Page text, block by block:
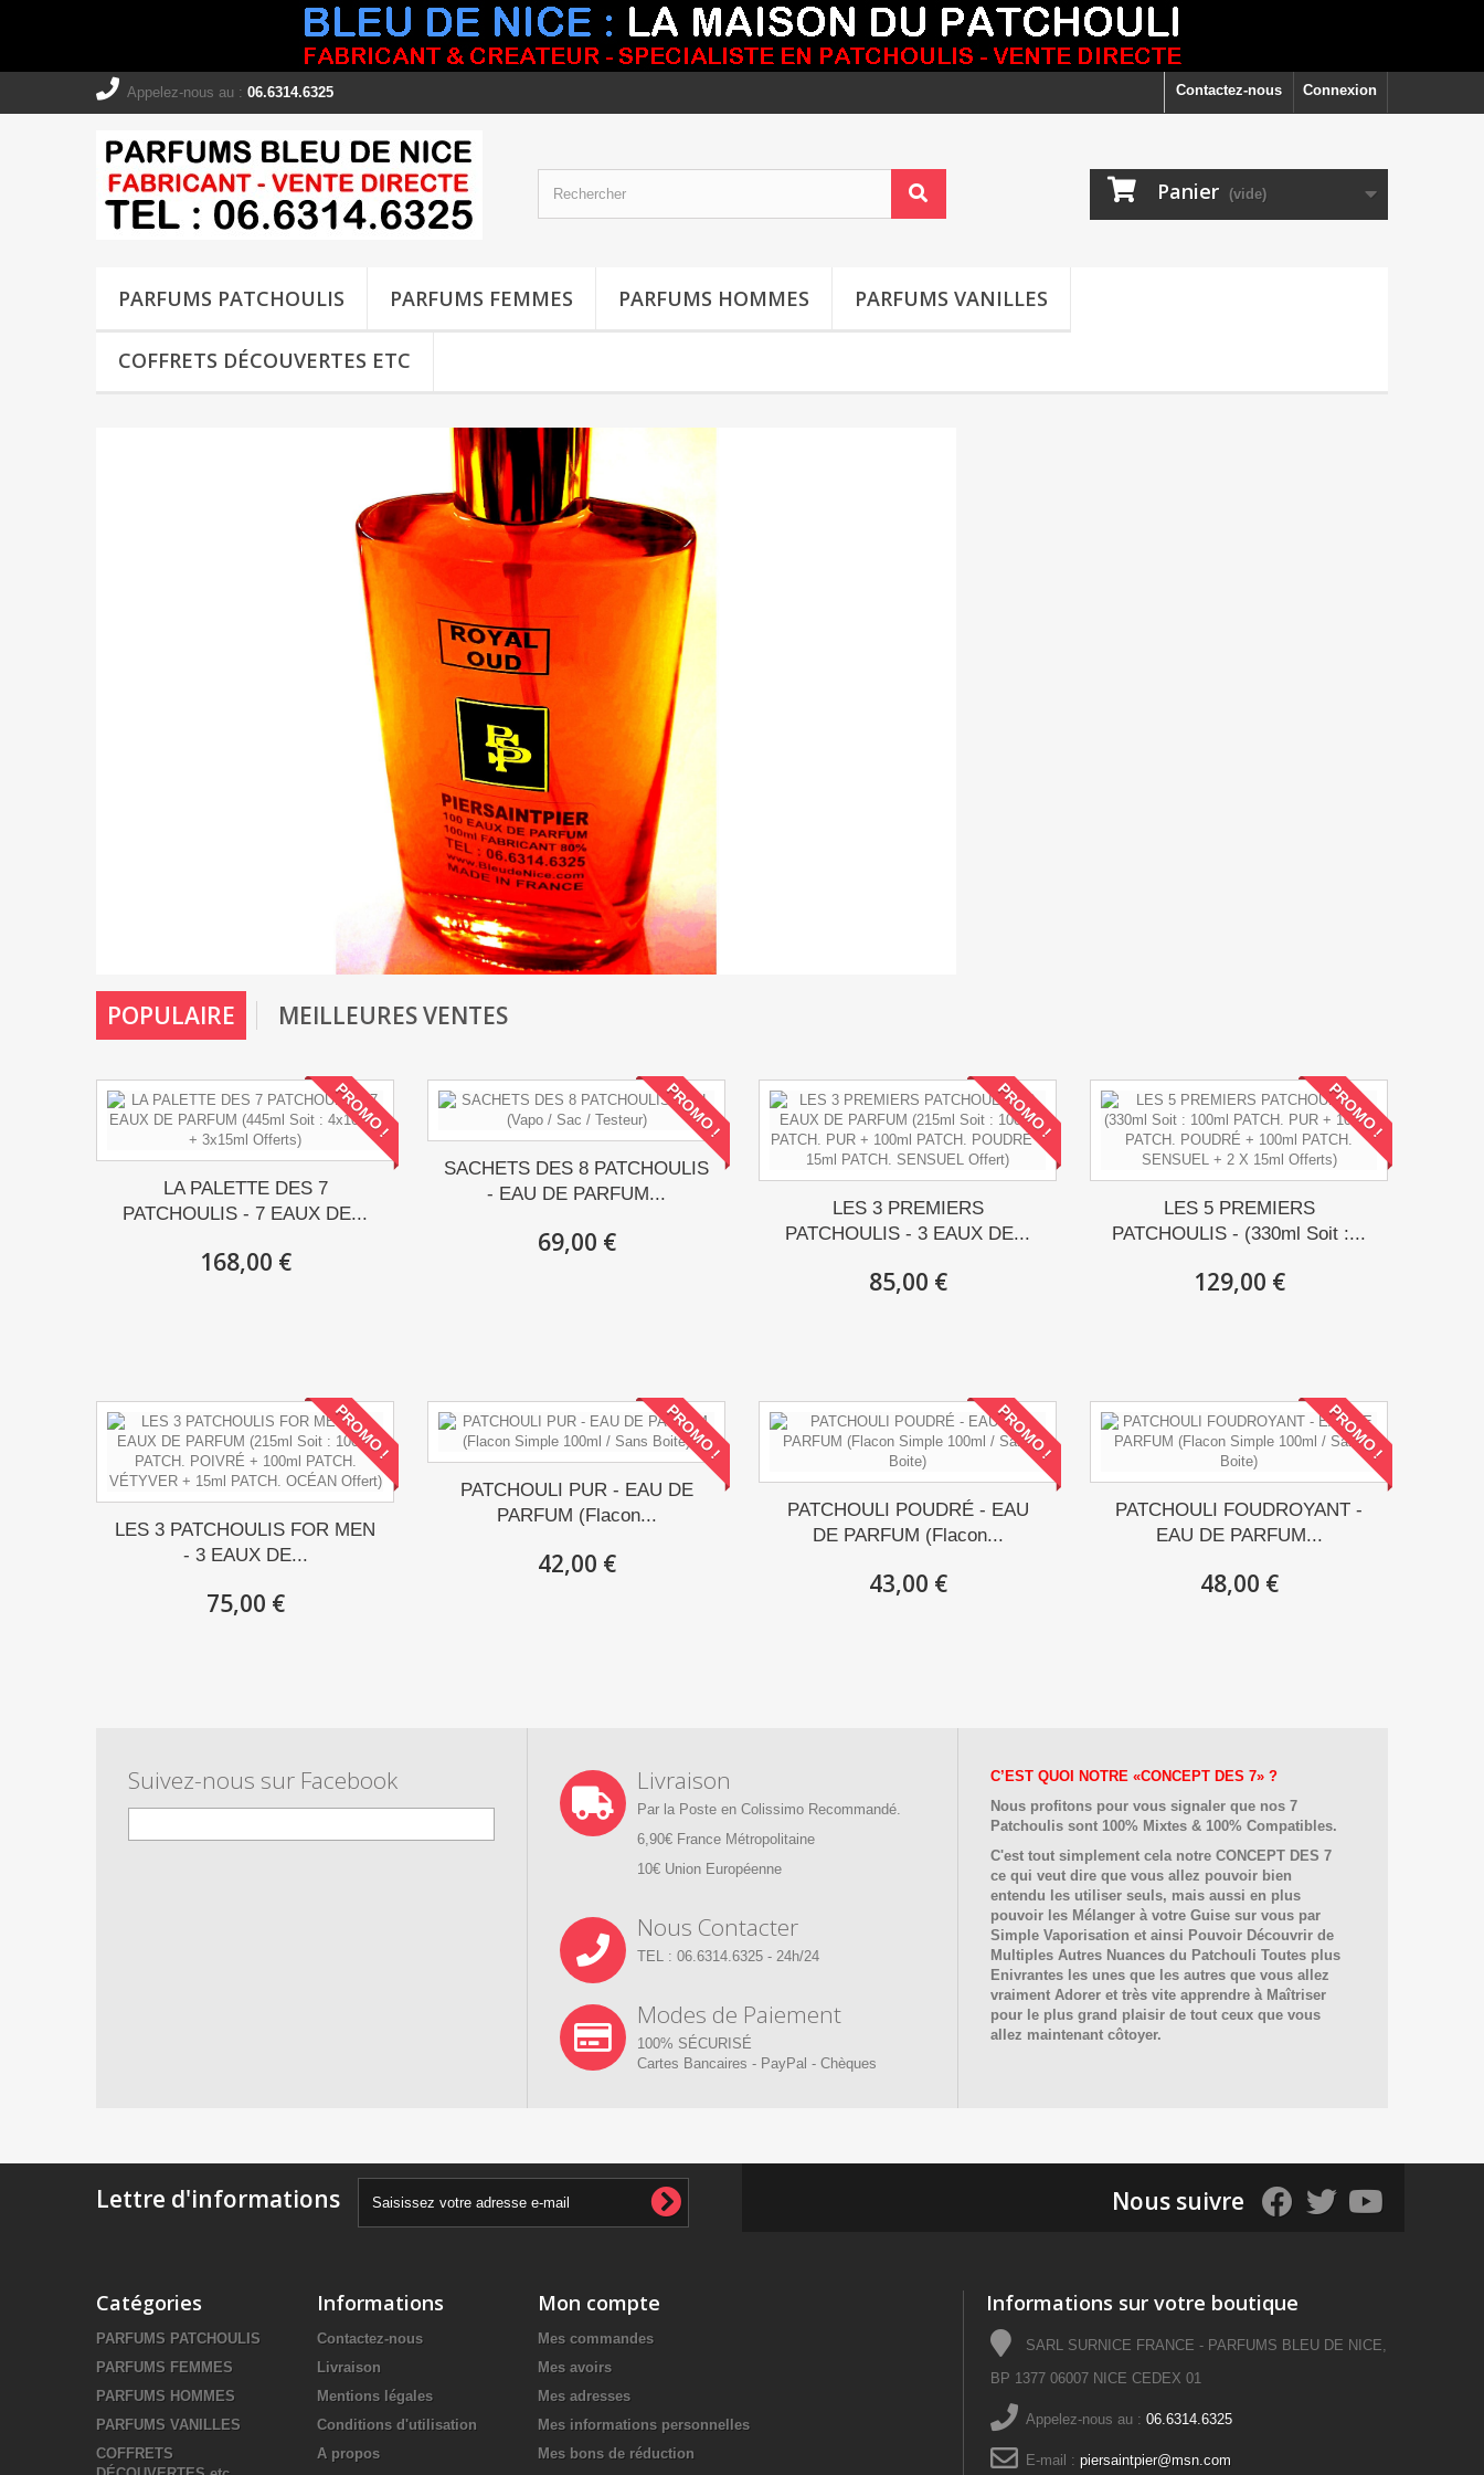
Connexion
Contactez-nous
Appelez-nous au : 06.6314.6325
Panier (vide)
PARFUMS PATCHOULIS PARFUMS FEMMES PARFUMS HOMMES PARFUMS VANILLES
COFFRETS DÉCOUVERTES ETC
POPULAIRE MEILLEURES VENTES
PROMO !
LA PALETTE DES 7
PATCHOULIS - 7 EAUX DE...
168,00 €
PROMO !
SACHETS DES 8 PATCHOULIS
- EAU DE PARFUM...
69,00 €
PROMO !
LES 3 PREMIERS
PATCHOULIS - 3 EAUX DE...
85,00 €
PROMO !
LES 5 PREMIERS
PATCHOULIS - (330ml Soit :...
129,00 €
PROMO !
LES 3 PATCHOULIS FOR MEN
- 3 EAUX DE...
75,00 €
PROMO !
PATCHOULI PUR - EAU DE
PARFUM (Flacon...
42,00 €
PROMO !
PATCHOULI POUDRÉ - EAU
DE PARFUM (Flacon...
43,00 €
PROMO !
PATCHOULI FOUDROYANT -
EAU DE PARFUM...
48,00 €
Suivez-nous sur Facebook Livraison
Par la Poste en Colissimo Recommandé.
6,90€ France Métropolitaine
10€ Union Européenne
Nous Contacter
TEL : 06.6314.6325 - 24h/24
Modes de Paiement
100% SÉCURISÉ
Cartes Bancaires - PayPal - Chèques
C’EST QUOI NOTRE«CONCEPT DES 7» ?
Nous profitons pour vous signaler que nos 7
Patchoulis sont 100% Mixtes & 100% Compatibles.
C'est tout simplement cela notre CONCEPT DES 7
ce qui veut dire que vous allez pouvoir bien
entendu les utiliser seuls, mais aussi en plus
pouvoir les Mélanger à votre Guise sur vous par
Simple Vaporisation et ainsi Pouvoir Découvrir de
Multiples Autres Nuances du Patchouli Toutes plus
Enivrantes les unes que les autres que vous allez
vraiment Adorer et très vite apprendre à Maîtriser
pour le plus grand plaisir de tout ceux que vous
allez maintenant côtoyer.
Lettre d'informations Nous suivre
Catégories
PARFUMS PATCHOULIS
PARFUMS FEMMES
PARFUMS HOMMES
PARFUMS VANILLES
COFFRETS
Informations
Contactez-nous
Livraison
Mentions légales
Conditions d'utilisation
A propos
Mon compte
Mes commandes
Mes avoirs
Mes adresses
Mes informations personnelles
Mes bons de réduction
Informations sur votre boutique
SARL SURNICE FRANCE - PARFUMS BLEU DE NICE,
BP 1377 06007 NICE CEDEX 01
Appelez-nous au : 06.6314.6325
E-mail : piersaintpier@msn.com